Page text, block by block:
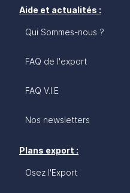
Aide et actualités :
Qui Sommes-nous ?
FAQ de l'export
FAQ V.I.E
Nos newsletters
Plans export :
Osez l'Export